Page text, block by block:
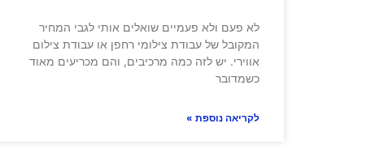
לא פעם ולא פעמיים שואלים אותי לגבי המחיר
המקובל של עבודת צילומי רחפן או עבודת צילום
אווירי. יש לזה כמה מרכיבים, והם מכריעים מאוד
כשמדובר
לקריאה נוספת »